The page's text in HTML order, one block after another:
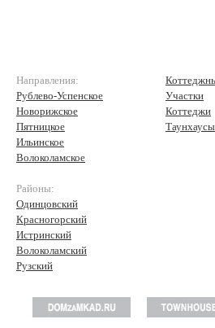
Направления:
Рублево-Успенское
Новорижское
Пятницкое
Ильинское
Волоколамское
Районы:
Одинцовский
Красногорский
Истринский
Волоколамский
Рузский
Участки
Коттеджи
Таунхаусы